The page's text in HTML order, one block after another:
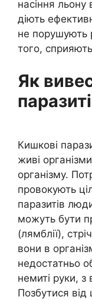
насіння льону
діють
не порушують
того,
Як
Кишкові
живі
організму.
провокують
паразитів
можуть бути
(лямблії),
вони в
недостатньо
немиті руки,
Позбутися